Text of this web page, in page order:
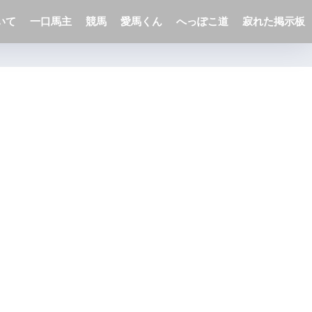
て 一口馬主 競馬 愛馬くん へっぽこ道 寂れた掲示板